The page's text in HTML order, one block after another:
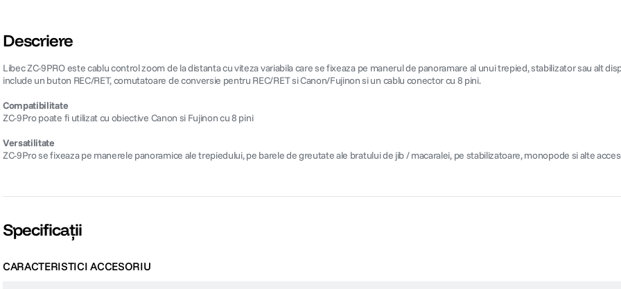
Descriere
Libec ZC-9PRO este cablu control zoom de la distanta cu viteza variabila care se fixeaza pe manerul de panoramare al unui trepied, stabilizator sau alt
include un buton REC/RET, comutatoare de conversie pentru REC/RET si Canon/Fujinon si un cablu conector cu 8 pini.
Compatibilitate
ZC-9Pro poate fi utilizat cu obiective Canon si Fujinon cu 8 pini
Versatilitate
ZC-9Pro se fixeaza pe manerele panoramice ale trepiedului, pe barele de greutate ale bratului de jib / macaralei, pe stabilizatoare, monopode si alte
Specificații
CARACTERISTICI ACCESORIU